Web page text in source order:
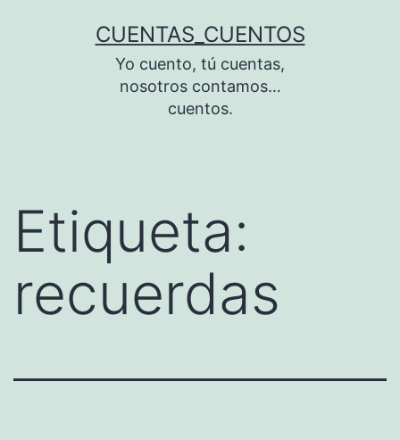
CUENTAS_CUENTOS
Yo cuento, tú cuentas,
nosotros contamos…
cuentos.
Etiqueta:
recuerdas